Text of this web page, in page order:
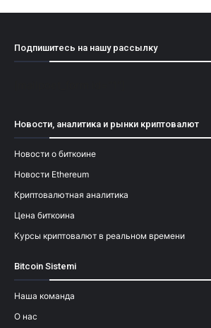
Подпишитесь на нашу рассылку
Новости, аналитика и рынки криптовалют
Новости о биткоине
Новости Ethereum
Криптовалютная аналитика
Цена биткоина
Курсы криптовалют в реальном времени
Bitcoin Sistemi
Наша команда
О нас